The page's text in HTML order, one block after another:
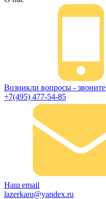
Возникли вопросы - звоните
+7(495) 477-54-85
Наш email
lazerkaru@yandex.ru